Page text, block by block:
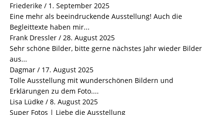
Friederike / 1. September 2025
Eine mehr als beeindruckende Ausstellung! Auch die
Begleittexte haben mir...
Frank Dressler / 28. August 2025
Sehr schöne Bilder, bitte gerne nächstes Jahr wieder Bilder
aus...
Dagmar / 17. August 2025
Tolle Ausstellung mit wunderschönen Bildern und
Erklärungen zu dem Foto....
Lisa Lüdke / 8. August 2025
Super Fotos | Liebe die Ausstellung